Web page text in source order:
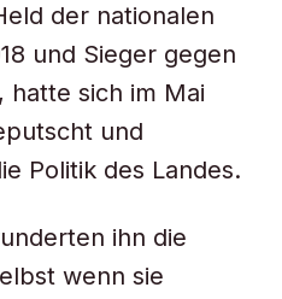
der nationalen
und Sieger gegen
hatte sich im Mai
und
Politik des Landes.
ihn die
wenn sie